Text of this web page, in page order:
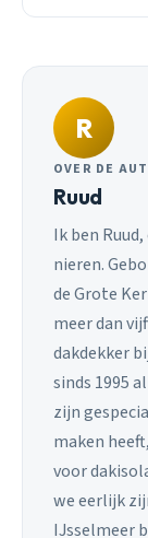
R
OVER DE
Ruud
Ik ben
nieren.
de Grote
meer dan
dakdekker
sinds 1995
zijn
maken
voor
we eerlijk
IJsselmeer